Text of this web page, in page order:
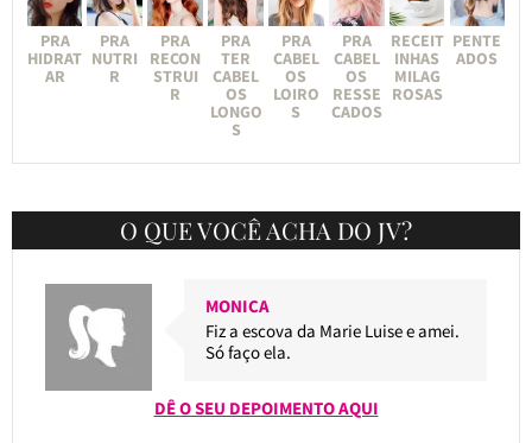
PRA
HIDRAT
AR
PRA
NUTRI
R
PRA
RECON
STRUI
R
PRA
TER
CABEL
OS
LONGO
S
PRA
CABEL
OS
LOIRO
S
PRA
CABEL
OS
RESSE
CADOS
RECEIT
INHAS
MILAG
ROSAS
PENTE
ADOS
O QUE VOCÊ ACHA DO JV?
MONICA
Fiz a escova da Marie Luise e amei.
Só faço ela.
DÊ O SEU DEPOIMENTO AQUI